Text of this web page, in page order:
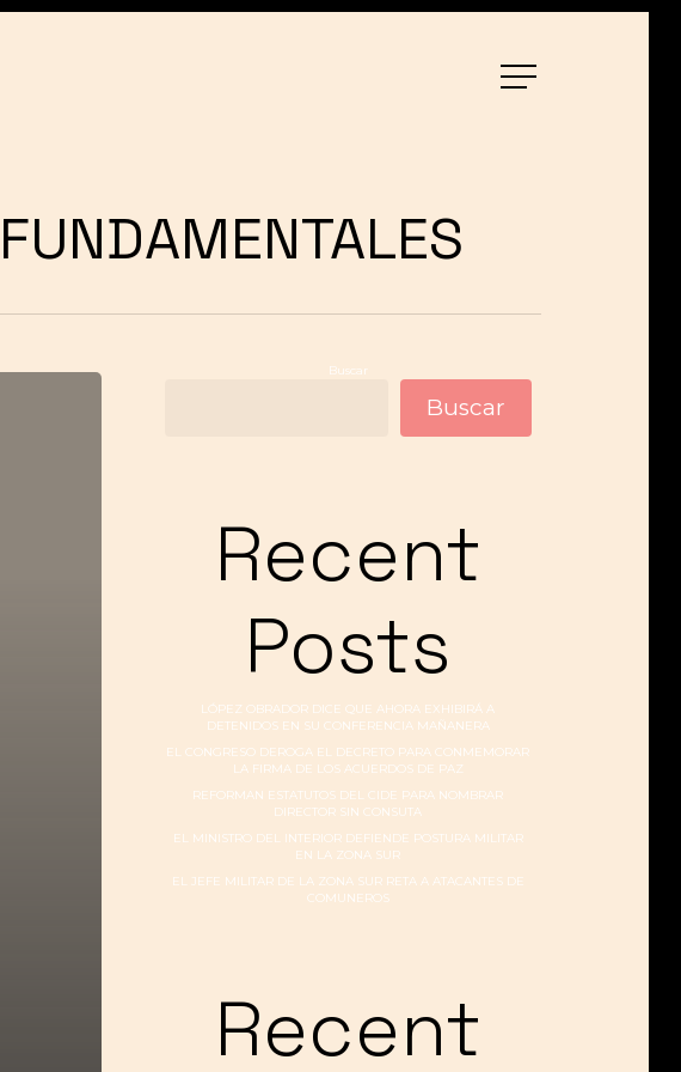
Menu
Buscar
Buscar
Recent
Posts
LÓPEZ OBRADOR DICE QUE AHORA EXHIBIRÁ A
DETENIDOS EN SU CONFERENCIA MAÑANERA
EL CONGRESO DEROGA EL DECRETO PARA CONMEMORAR
LA FIRMA DE LOS ACUERDOS DE PAZ
REFORMAN ESTATUTOS DEL CIDE PARA NOMBRAR
DIRECTOR SIN CONSUTA
EL MINISTRO DEL INTERIOR DEFIENDE POSTURA MILITAR
EN LA ZONA SUR
EL JEFE MILITAR DE LA ZONA SUR RETA A ATACANTES DE
COMUNEROS
Recent